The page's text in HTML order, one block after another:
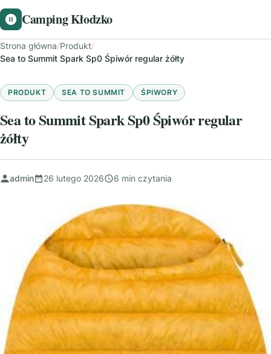
Camping Kłodzko
Strona główna/Produkt/
Sea to Summit Spark Sp0 Śpiwór regular żółty
PRODUKT SEA TO SUMMIT ŚPIWORY
Sea to Summit Spark Sp0 Śpiwór regular
żółty
admin 26 lutego 2026 6 min czytania